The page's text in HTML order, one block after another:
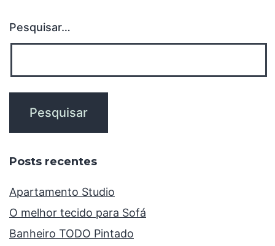
Pesquisar…
Posts recentes
Apartamento Studio
O melhor tecido para Sofá
Banheiro TODO Pintado